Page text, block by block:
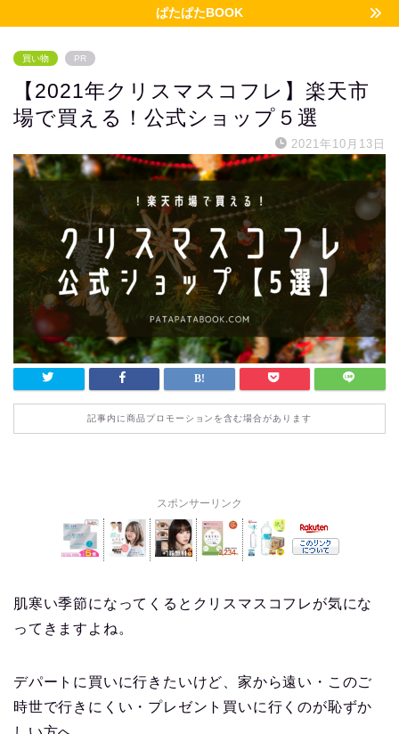
ぱたぱたBOOK
買い物 PR
【2021年クリスマスコフレ】楽天市
場で買える！公式ショップ５選
2021年10月13日
記事内に商品プロモーションを含む場合があります
スポンサーリンク
肌寒い季節になってくるとクリスマスコフレが気にな
ってきますよね。
デパートに買いに行きたいけど、家から遠い・このご
時世で行きにくい・プレゼント買いに行くのが恥ずか